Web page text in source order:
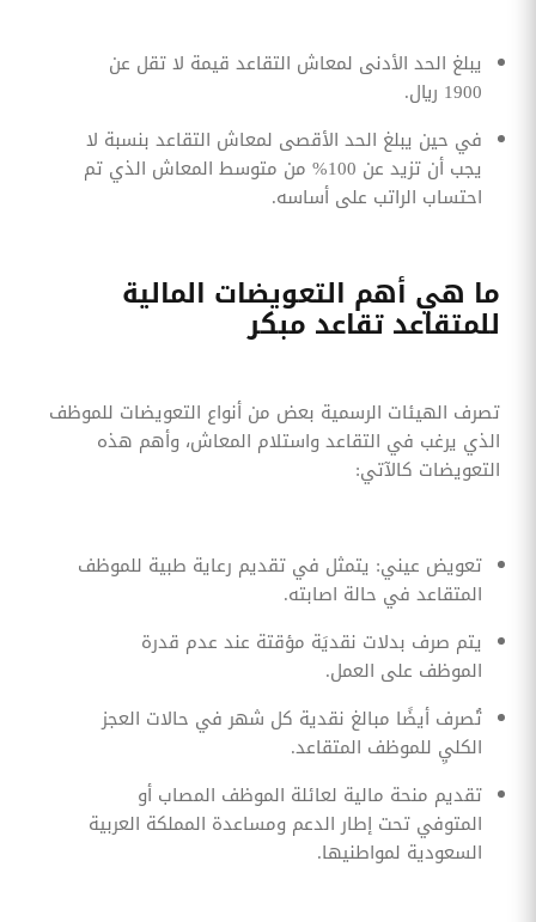
يبلغ الحد الأدنى لمعاش التقاعد قيمة لا تقل عن
1900 ريال.
في حين يبلغ الحد الأقصى لمعاش التقاعد بنسبة لا
يجب أن تزيد عن 100% من متوسط المعاش الذي تم
احتساب الراتب على أساسه.
ما هي أهم التعويضات المالية
للمتقاعد تقاعد مبكر
تصرف الهيئات الرسمية بعض من أنواع التعويضات للموظف
الذي يرغب في التقاعد واستلام المعاش، وأهم هذه
التعويضات كالآتي:
تعويض عيني: يتمثل في تقديم رعاية طبية للموظف
المتقاعد في حالة اصابته.
يتم صرف بدلات نقديَة مؤقتة عند عدم قدرة
الموظف على العمل.
تُصرف أيضًا مبالغ نقدية كل شهر في حالات العجز
الكليِ للموظف المتقاعد.
تقديم منحة مالية لعائلة الموظف المصاب أو
المتوفي تحت إطار الدعم ومساعدة المملكة العربية
السعودية لمواطنيها.